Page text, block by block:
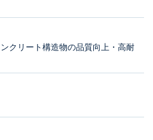
クリート構造物の品質向上・高耐